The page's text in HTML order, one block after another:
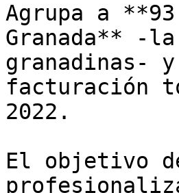
Agrupa a
Granada** -
granadinas-
facturación
2022.
El objetivo